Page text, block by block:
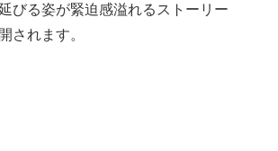
びる姿が緊迫感溢れるストーリー
されます。